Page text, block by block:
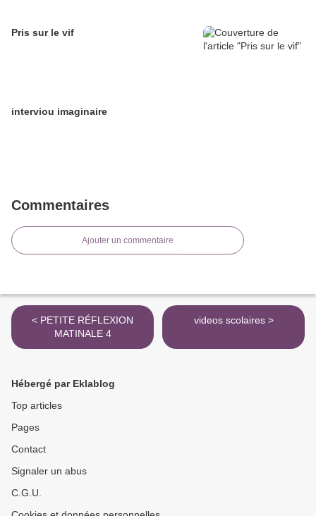
Pris sur le vif
interviou imaginaire
Commentaires
Ajouter un commentaire
< PETITE RÉFLEXION
MATINALE 4
videos scolaires >
Hébergé par Eklablog
Top articles
Pages
Contact
Signaler un abus
C.G.U.